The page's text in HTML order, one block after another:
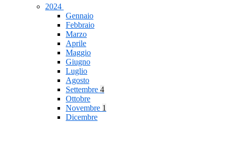
2024
Gennaio
Febbraio
Marzo
Aprile
Maggio
Giugno
Luglio
Agosto
Settembre 4
Ottobre
Novembre 1
Dicembre